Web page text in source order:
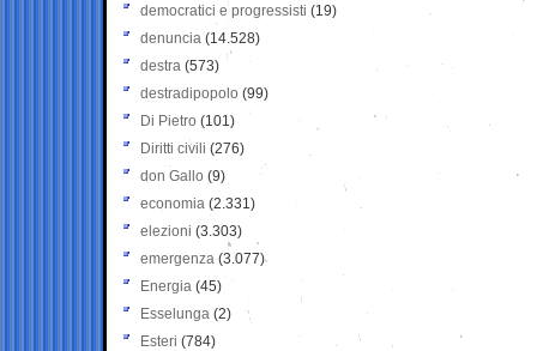
democratici e progressisti (19)
denuncia (14.528)
destra (573)
destradipopolo (99)
Di Pietro (101)
Diritti civili (276)
don Gallo (9)
economia (2.331)
elezioni (3.303)
emergenza (3.077)
Energia (45)
Esselunga (2)
Esteri (784)